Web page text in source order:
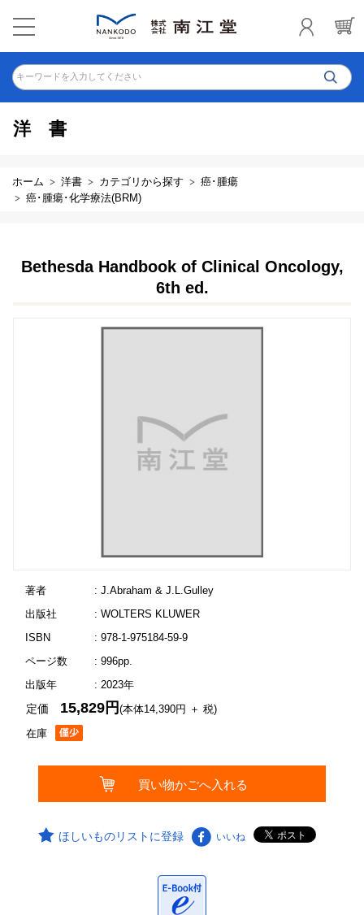
キーワードを入力してください
洋書
ホーム 洋書 カテゴリから探す
癌･腫瘍
癌･腫瘍･化学療法(BRM)
Bethesda Handbook of Clinical Oncology,
6th ed.
著者
: J.Abraham & J.L.Gulley
出版社
: WOLTERS KLUWER
ISBN
: 978-1-975184-59-9
ページ数
: 996pp.
出版年
: 2023年
在庫
定価 15,829円(本体14,390円 ＋ 税)
ほしいものリストに登録 いいね